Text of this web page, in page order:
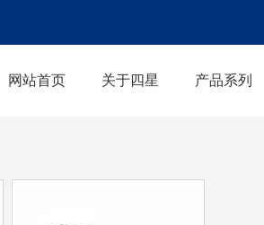
网站首页 关于四星 产品系列